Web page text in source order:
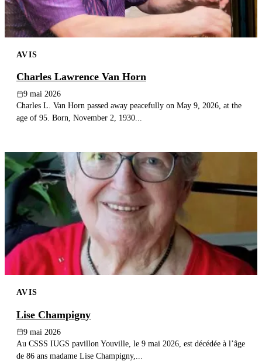
AVIS
Charles Lawrence Van Horn
9 mai 2026
Charles L. Van Horn passed away peacefully on May 9, 2026, at the
age of 95. Born, November 2, 1930...
AVIS
Lise Champigny
9 mai 2026
Au CSSS IUGS pavillon Youville, le 9 mai 2026, est décédée à l’âge
de 86 ans madame Lise Champigny,...